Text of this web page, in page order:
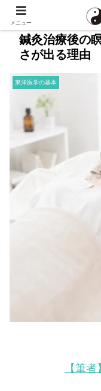
鍼灸治療後の
さが出る理由
東洋医学の基本
【筆
メニュー